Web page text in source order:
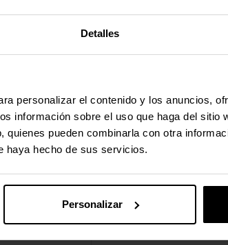
Detalles
personalizar el contenido y los anuncios,
información sobre el uso que haga del sitio
pueden combinarla con otra
haya hecho de sus servicios.
Personalizar